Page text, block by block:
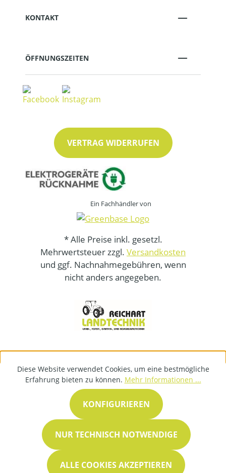
KONTAKT
ÖFFNUNGSZEITEN
VERTRAG WIDERRUFEN
Ein Fachhändler von
* Alle Preise inkl. gesetzl.
Mehrwertsteuer zzgl. Versandkosten
und ggf. Nachnahmegebühren, wenn
nicht anders angegeben.
Diese Website verwendet Cookies, um eine bestmögliche
Erfahrung bieten zu können. Mehr Informationen ...
NUR TECHNISCH NOTWENDIGE
KONFIGURIEREN
ALLE COOKIES AKZEPTIEREN